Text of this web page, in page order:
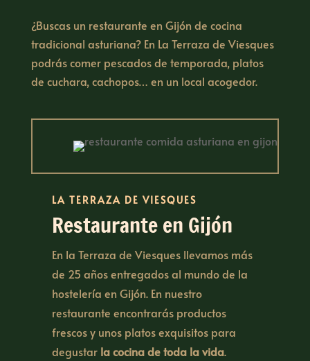
¿Buscas un restaurante en Gijón de cocina
tradicional asturiana? En La Terraza de Viesques
podrás comer pescados de temporada, platos
de cuchara, cachopos… en un local acogedor.
LA TERRAZA DE VIESQUES
Restaurante en Gijón
En la Terraza de Viesques llevamos más
de 25 años entregados al mundo de la
hostelería en Gijón. En nuestro
restaurante encontrarás productos
frescos y unos platos exquisitos para
degustar la cocina de toda la vida.